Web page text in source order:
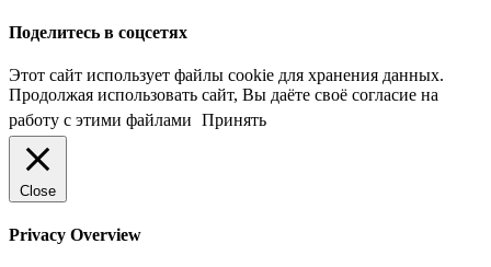
Поделитесь в соцсетях
Этот сайт использует файлы cookie для хранения данных.
Продолжая использовать сайт, Вы даёте своё согласие на
работу с этими файлами Принять
Close
Privacy Overview